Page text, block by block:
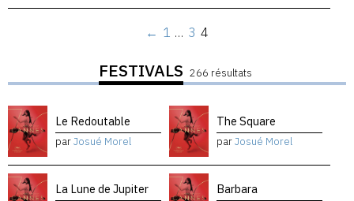
← 1 … 3 4
FESTIVALS 266 résultats
Le Redoutable
parJosué Morel
The Square
parJosué Morel
La Lune de Jupiter Barbara